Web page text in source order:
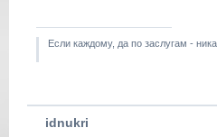
Если каждому, да по заслугам -
idnukri